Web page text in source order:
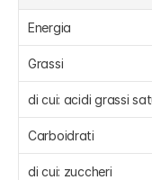
Energia
Grassi
di cui: acidi grassi
Carboidrati
di cui: zuccheri